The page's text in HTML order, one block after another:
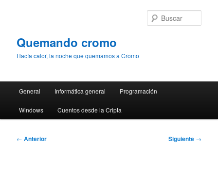
Quemando cromo
Hacía calor, la noche que quemamos a Cromo
principal
General Informática general Programación
Windows Cuentos desde la Cripta
Navegación
← Anterior Siguiente →